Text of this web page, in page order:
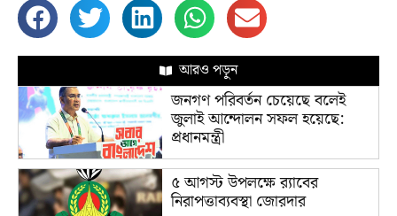
আরও পড়ুন
জনগণ পরিবর্তন চেয়েছে বলেই
জুলাই আন্দোলন সফল হয়েছে:
প্রধানমন্ত্রী
৫ আগস্ট উপলক্ষে র‌্যাবের
নিরাপত্তাব্যবস্থা জোরদার